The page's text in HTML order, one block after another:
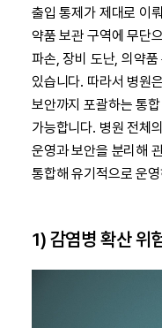
출입 통제가 제대로 이
약품 보관 구역에 무단
파손, 장비 도난, 의약
있습니다. 따라서 병원
보안까지 포괄하는 통
가능합니다. 병원 전체
운영과 보안을 분리해
통합해 유기적으로 운
1) 감염병 확산 위